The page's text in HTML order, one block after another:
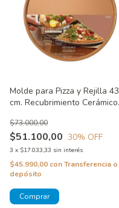
Molde para Pizza y Rejilla 43
cm. Recubrimiento Cerámico
$51.100,00
$73.000,00
30% OFF
3 x $17.033,33 sin interés
$45.990,00 conTransferencia o
depósito